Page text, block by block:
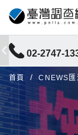
02-2747-
首頁 CNEWS匯